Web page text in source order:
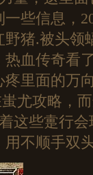
些信息，
猪.被头领
血传奇看
里面的万
尤攻略，
这些疐行
用不顺手双